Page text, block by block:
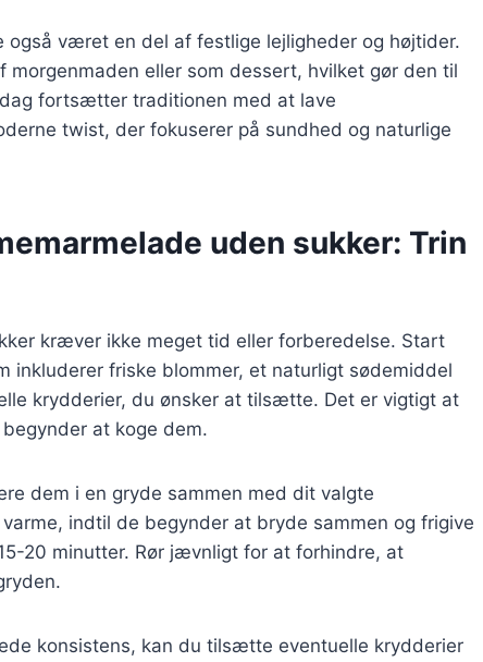
også været en del af festlige lejligheder og højtider.
morgenmaden eller som dessert, hvilket gør den til
fortsætter traditionen med at lave
twist, der fokuserer på sundhed og naturlige
uden sukker: Trin
kræver ikke meget tid eller forberedelse. Start
inkluderer friske blommer, et naturligt sødemiddel
krydderier, du ønsker at tilsætte. Det er vigtigt at
at koge dem.
dem i en gryde sammen med dit valgte
indtil de begynder at bryde sammen og frigive
20 minutter. Rør jævnligt for at forhindre, at
konsistens, kan du tilsætte eventuelle krydderier